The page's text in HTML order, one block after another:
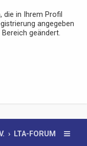
die in Ihrem Profil
angegeben
geändert.
LTA-FORUM